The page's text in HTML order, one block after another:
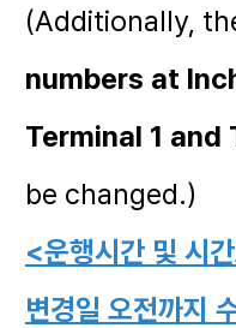
(Additionally,
numbers at
Terminal 1 and
be changed.)
<운행시간 및 시
변경일 오전까지